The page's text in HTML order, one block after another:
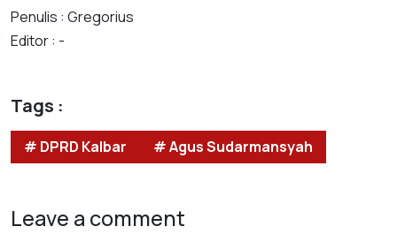
Penulis : Gregorius
Editor : -
Tags :
# DPRD Kalbar # Agus Sudarmansyah
Leave a comment